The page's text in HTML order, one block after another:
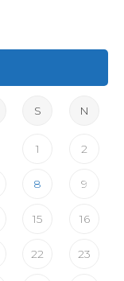
S N
1 2
8 9
15 16
22 23